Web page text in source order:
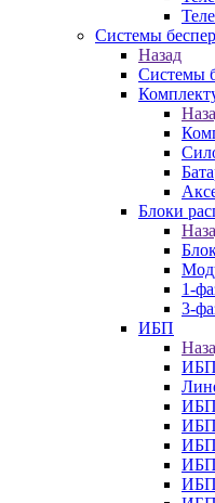
Системы
Назад
Системы
Блоки
1-
3-
ИБП
ИБП
ИБП
ИБП
ИБП
ИБП
ИБП